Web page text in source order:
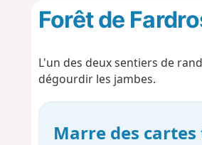
Forêt de
L'un des deux sentiers de
dégourdir les jambes.
Marre des